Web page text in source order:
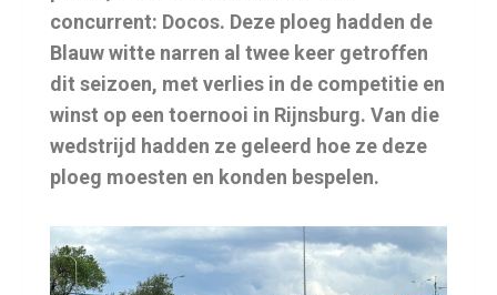
concurrent: Docos. Deze ploeg hadden de
Blauw witte narren al twee keer getroffen
dit seizoen, met verlies in de competitie en
winst op een toernooi in Rijnsburg. Van die
wedstrijd hadden ze geleerd hoe ze deze
ploeg moesten en konden bespelen.